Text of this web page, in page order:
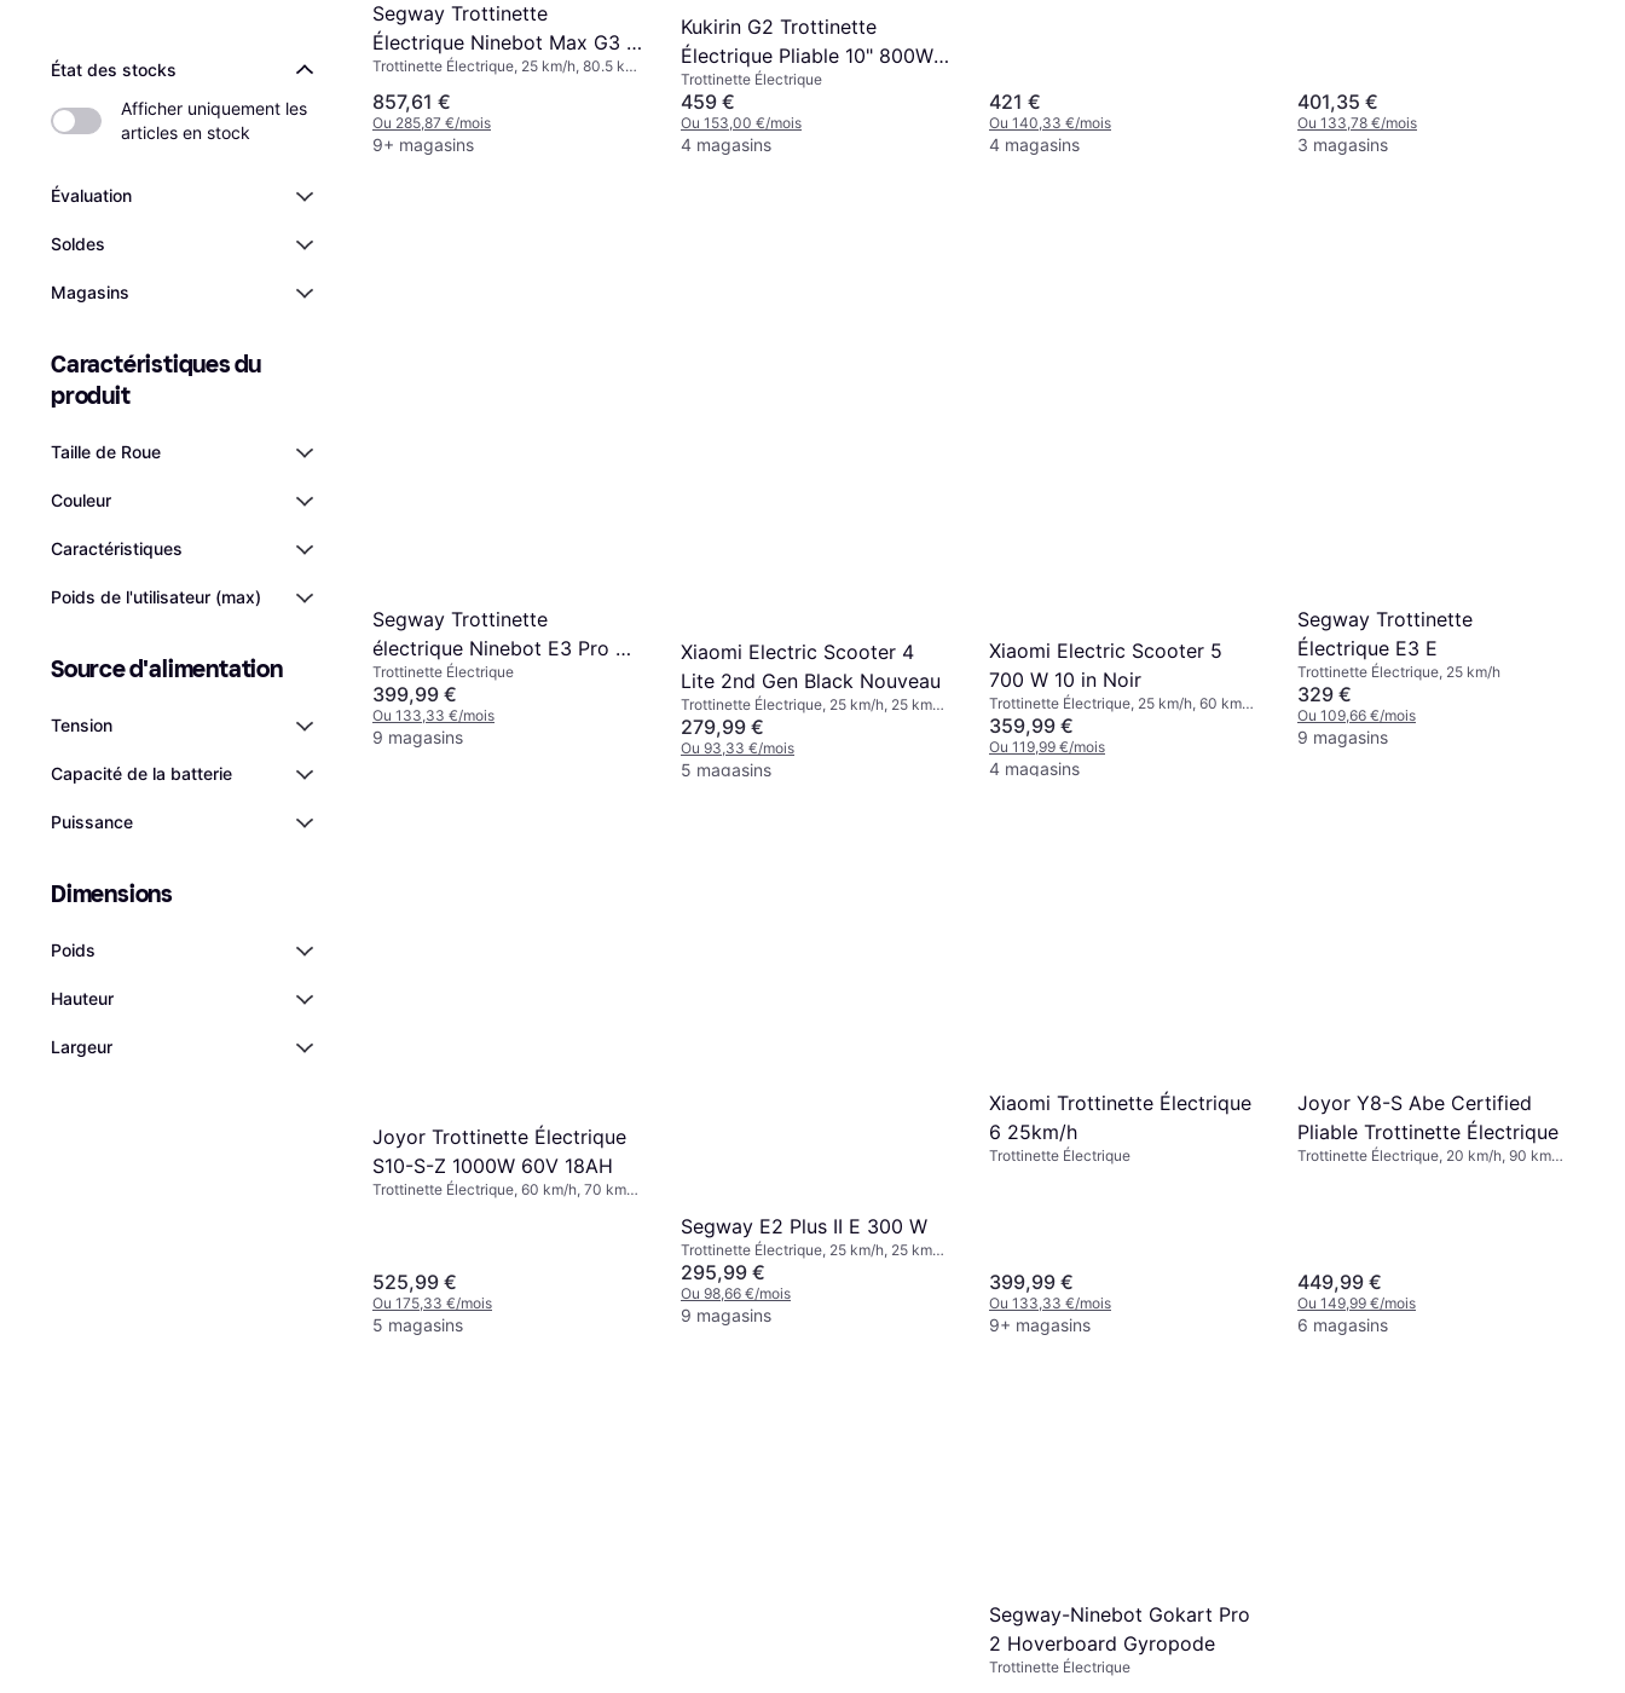
État des stocks
Afficher uniquement les
articles en stock
Évaluation
Soldes
Magasins
Caractéristiques du
produit
Taille de Roue
Couleur
Caractéristiques
Poids de l'utilisateur (max)
Source d'alimentation
Tension
Capacité de la batterie
Puissance
Dimensions
Poids
Hauteur
Largeur
Segway Trottinette
Électrique Ninebot Max G3 E
700 W
Trottinette Électrique, 25 km/h, 80.5 km
857,61 €
Ou 285,87 €/mois
9+ magasins
Kukirin G2 Trottinette
Électrique Pliable 10" 800W
48V 15Ah
Trottinette Électrique
459 €
Ou 153,00 €/mois
4 magasins
421 €
Ou 140,33 €/mois
4 magasins
401,35 €
Ou 133,78 €/mois
3 magasins
Segway Trottinette
électrique Ninebot E3 Pro E
400 W
Trottinette Électrique
399,99 €
Ou 133,33 €/mois
9 magasins
Xiaomi Electric Scooter 4
Lite 2nd Gen Black Nouveau
Trottinette Électrique, 25 km/h, 25 km
Plage
279,99 €
Ou 93,33 €/mois
5 magasins
Xiaomi Electric Scooter 5
700 W 10 in Noir
Trottinette Électrique, 25 km/h, 60 km
Plage
359,99 €
Ou 119,99 €/mois
4 magasins
Segway Trottinette
Électrique E3 E
Trottinette Électrique, 25 km/h
329 €
Ou 109,66 €/mois
9 magasins
Joyor Trottinette Électrique
S10-S-Z 1000W 60V 18AH
Trottinette Électrique, 60 km/h, 70 km
525,99 €
Ou 175,33 €/mois
5 magasins
Segway E2 Plus II E 300 W
Trottinette Électrique, 25 km/h, 25 km
Plage
295,99 €
Ou 98,66 €/mois
9 magasins
Xiaomi Trottinette Électrique
6 25km/h
Trottinette Électrique
399,99 €
Ou 133,33 €/mois
9+ magasins
Joyor Y8-S Abe Certified
Pliable Trottinette Électrique
Trottinette Électrique, 20 km/h, 90 km
449,99 €
Ou 149,99 €/mois
6 magasins
Segway-Ninebot Gokart Pro
2 Hoverboard Gyropode
Trottinette Électrique